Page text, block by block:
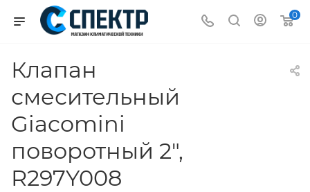
0
Клапан
смесительный
Giacomini
поворотный 2",
R297Y008